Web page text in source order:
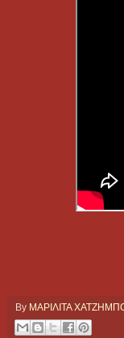
By ΜΑΡΙΛΙΤΑ